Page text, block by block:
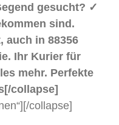
gesucht? ✓
sind.
in 88356
Ihr Kurier für
mehr. Perfekte
collapse]
[/collapse]